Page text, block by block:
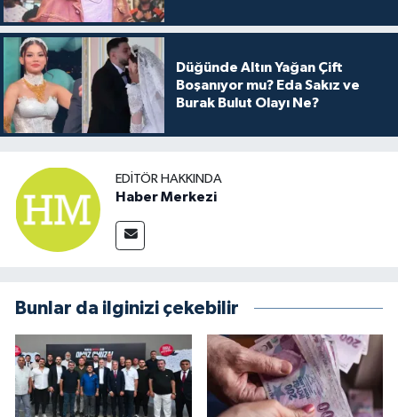
Düğünde Altın Yağan Çift
Boşanıyor mu? Eda Sakız ve
Burak Bulut Olayı Ne?
EDITÖR HAKKINDA
Haber Merkezi
Bunlar da ilginizi çekebilir